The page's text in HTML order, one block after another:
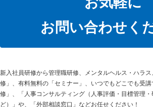
お問い合わせく
新⼊社員研修から管理職研修、メンタルヘルス・ハラ
修」、有料無料の「セミナー」、いつでもどこでも受
修」、「人事コンサルティング（人事評価・目標管理
ど）」や、「外部相談窓口」などお任せください！